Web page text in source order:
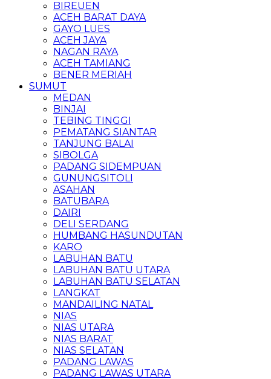
BIREUEN
ACEH BARAT DAYA
GAYO LUES
ACEH JAYA
NAGAN RAYA
ACEH TAMIANG
BENER MERIAH
SUMUT
MEDAN
BINJAI
TEBING TINGGI
PEMATANG SIANTAR
TANJUNG BALAI
SIBOLGA
PADANG SIDEMPUAN
GUNUNGSITOLI
ASAHAN
BATUBARA
DAIRI
DELI SERDANG
HUMBANG HASUNDUTAN
KARO
LABUHAN BATU
LABUHAN BATU UTARA
LABUHAN BATU SELATAN
LANGKAT
MANDAILING NATAL
NIAS
NIAS UTARA
NIAS BARAT
NIAS SELATAN
PADANG LAWAS
PADANG LAWAS UTARA